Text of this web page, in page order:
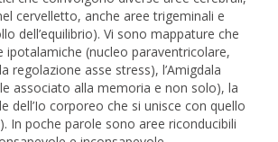
cervelletto, anche aree trigeminali e
dell’equilibrio). Vi sono mappature che
ipotalamiche (nucleo paraventricolare,
regolazione asse stress), l’Amigdala
associato alla memoria e non solo), la
dell’Io corporeo che si unisce con quello
In poche parole sono aree riconducibili